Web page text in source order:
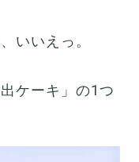
いいえっ。
ケーキ」の1つ